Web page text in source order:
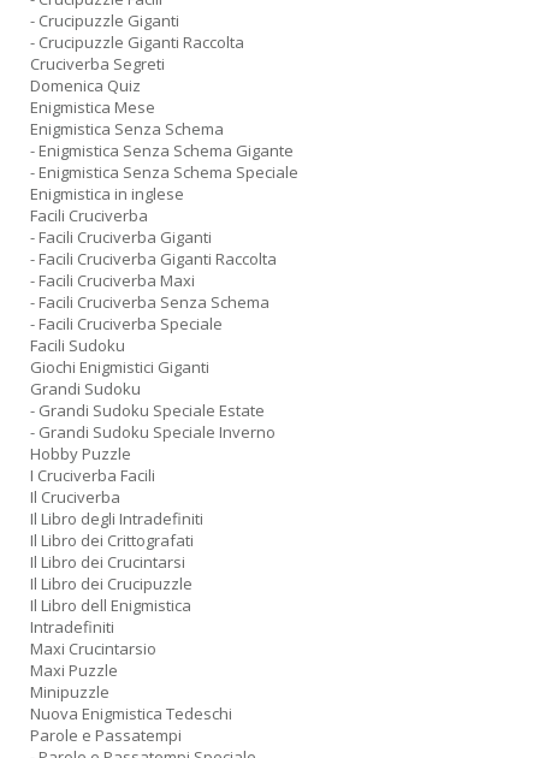
- Crucipuzzle Giganti
- Crucipuzzle Giganti Raccolta
Cruciverba Segreti
Domenica Quiz
Enigmistica Mese
Enigmistica Senza Schema
- Enigmistica Senza Schema Gigante
- Enigmistica Senza Schema Speciale
Enigmistica in inglese
Facili Cruciverba
- Facili Cruciverba Giganti
- Facili Cruciverba Giganti Raccolta
- Facili Cruciverba Maxi
- Facili Cruciverba Senza Schema
- Facili Cruciverba Speciale
Facili Sudoku
Giochi Enigmistici Giganti
Grandi Sudoku
- Grandi Sudoku Speciale Estate
- Grandi Sudoku Speciale Inverno
Hobby Puzzle
I Cruciverba Facili
Il Cruciverba
Il Libro degli Intradefiniti
Il Libro dei Crittografati
Il Libro dei Crucintarsi
Il Libro dei Crucipuzzle
Il Libro dell Enigmistica
Intradefiniti
Maxi Crucintarsio
Maxi Puzzle
Minipuzzle
Nuova Enigmistica Tedeschi
Parole e Passatempi